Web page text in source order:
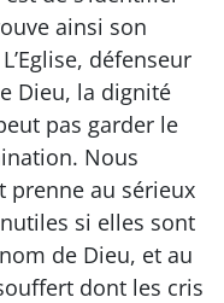
ainsi son
défenseur
Dieu, la dignité
pas garder le
Nous
prenne au sérieux
si elles sont
de Dieu, et au
dont les cris